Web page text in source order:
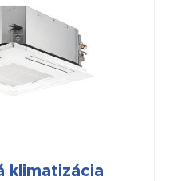
klimatizácia